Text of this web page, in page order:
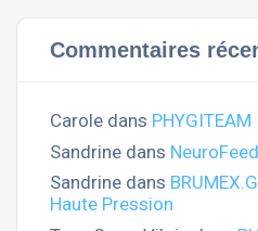
Commentaires
Carole dans PHYGITEAM
Sandrine dans
Sandrine dans
Haute Pression